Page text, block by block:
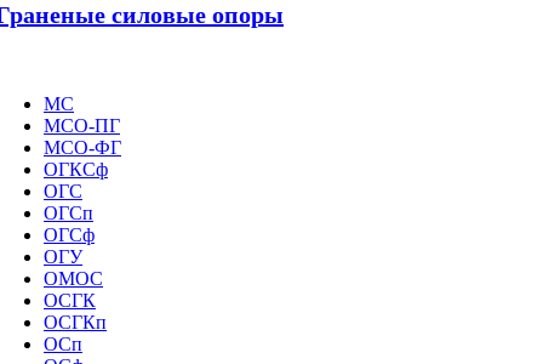
силовые опоры
МС
МСО-ПГ
МСО-ФГ
ОГКСф
ОГС
ОГСп
ОГСф
ОГУ
ОМОС
ОСГК
ОСГКп
ОСп